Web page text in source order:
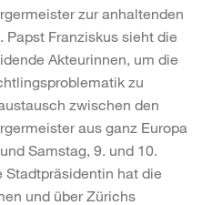
zur anhaltenden
Franziskus sieht die
Akteurinnen, um die
zu
zwischen den
aus ganz Europa
Samstag, 9. und 10.
Stadtpräsidentin hat die
und über Zürichs